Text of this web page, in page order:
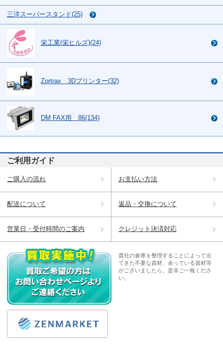
三洋スーパースタンド(25)
栄工業(栄ヒルズ)(24)
Zortrax 3Dプリンター(32)
DM FAX用 86(134)
ご利用ガイド
ご購入の流れ お支払い方法
配送について 返品・交換について
営業日・受付時間のご案内 クレジット決済対応
貴社の倉庫を整理することによって出
てきた不要な資材、余っている資材等
がございましたら、是非ご一報くださ
い。